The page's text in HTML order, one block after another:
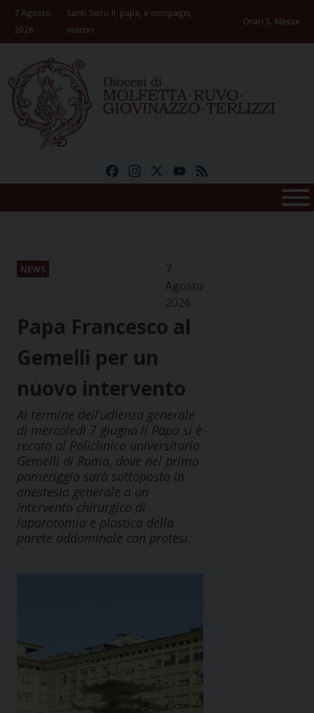
Skip
content
7 Agosto
2026
Santi Sisto II, papa, e compagni,
martiri
Orari S. Messe
FacebookInstagramYouTube
NEWS
7
Agosto
2026
Papa Francesco al
Gemelli per un
nuovo intervento
Al termine dell’udienza generale
di mercoledì 7 giugno il Papa si è
recato al Policlinico universitario
Gemelli di Roma, dove nel primo
pomeriggio sarà sottoposto in
anestesia generale a un
intervento chirurgico di
laparotomia e plastica della
parete addominale con protesi.